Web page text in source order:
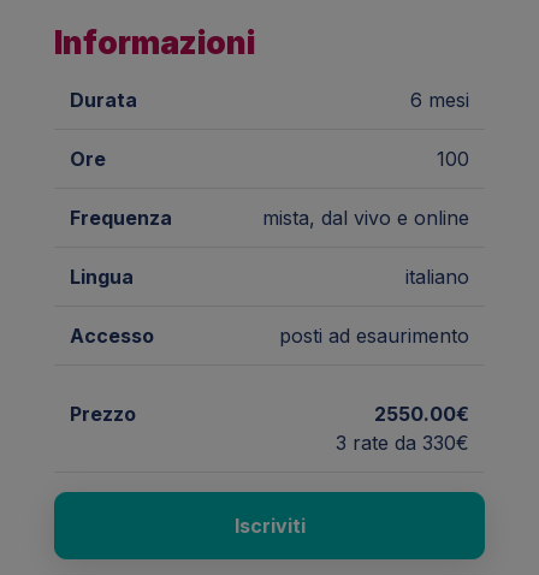
Informazioni
Durata 6 mesi
Ore 100
Frequenza mista, dal vivo e online
Lingua italiano
Accesso posti ad esaurimento
Prezzo
2550.00€
3 rate da 330€
Iscriviti